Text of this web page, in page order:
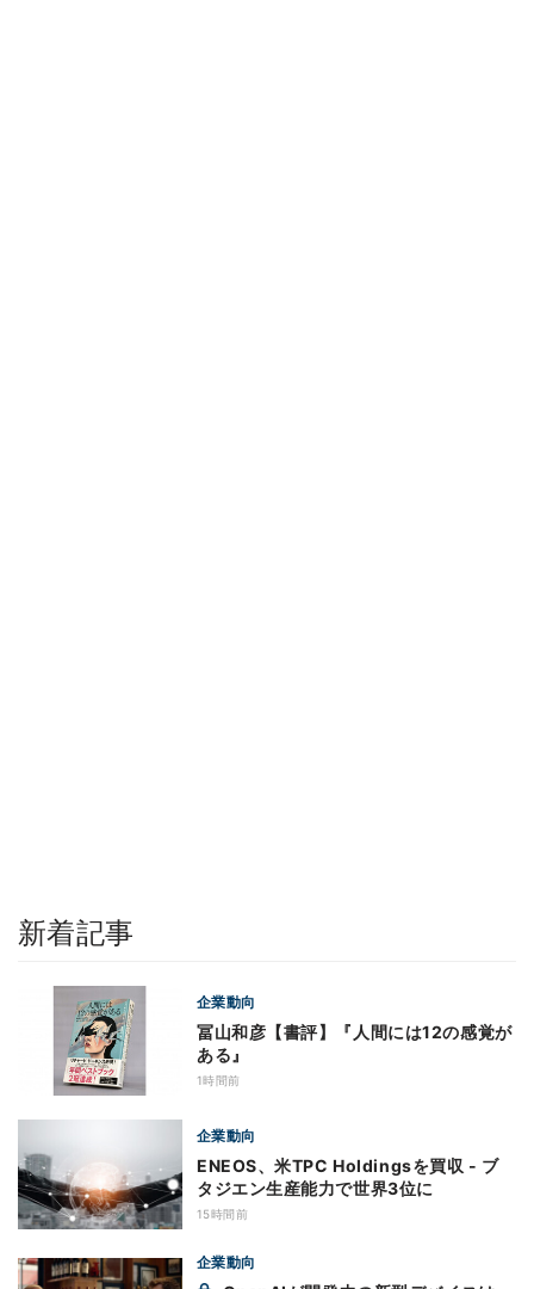
新着記事
企業動向
冨山和彦【書評】『人間には12の感覚が
ある』
1時間前
企業動向
ENEOS、米TPC Holdingsを買収 - ブ
タジエン生産能力で世界3位に
15時間前
企業動向